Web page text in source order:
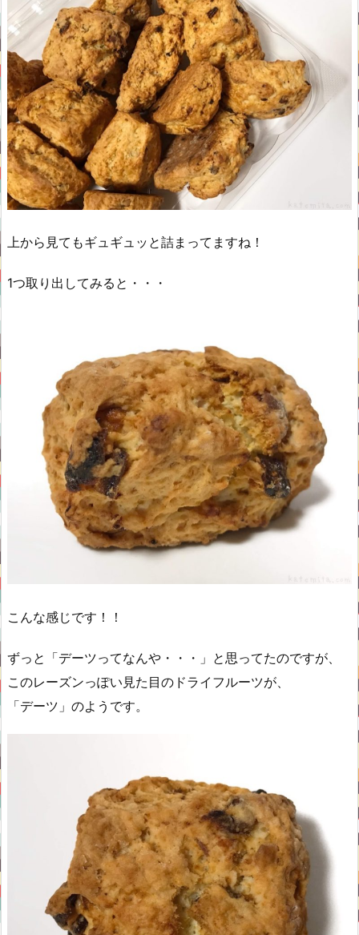
上から見てもギュギュッと詰まってますね！
1つ取り出してみると・・・
こんな感じです！！
ずっと「デーツってなんや・・・」と思ってたのですが、
このレーズンっぽい見た目のドライフルーツが、
「デーツ」のようです。